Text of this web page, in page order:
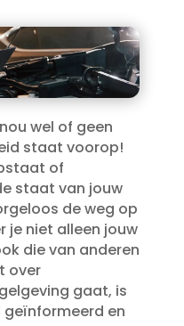
wel of geen
staat voorop!
of
staat van jouw
de weg op
je niet alleen jouw
die van anderen
over
gaat, is
en